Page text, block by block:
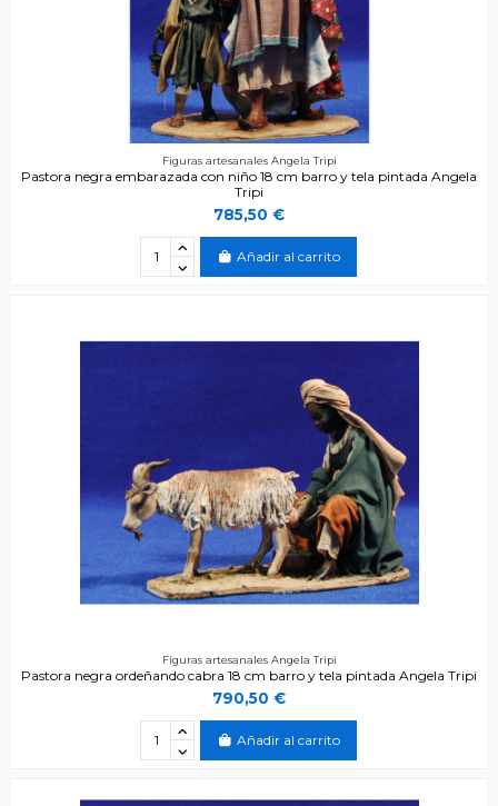
Figuras artesanales Angela Tripi
Pastora negra embarazada con niño 18 cm barro y tela pintada Angela
Tripi
785,50 €
Añadir al carrito
Figuras artesanales Angela Tripi
Pastora negra ordeñando cabra 18 cm barro y tela pintada Angela Tripi
790,50 €
Añadir al carrito